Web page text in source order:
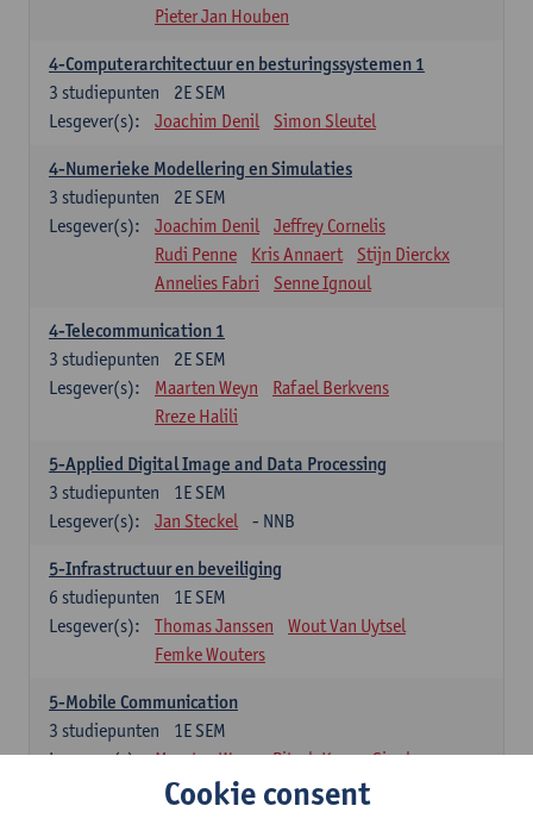
Pieter Jan Houben
4-Computerarchitectuur en besturingssystemen 1
2E SEM
3 studiepunten
Lesgever(s):
Joachim Denil Simon Sleutel
4-Numerieke Modellering en Simulaties
2E SEM
3 studiepunten
Lesgever(s):
Joachim Denil
Jeffrey Cornelis
Rudi Penne
Kris Annaert
Stijn Dierckx
Annelies Fabri
Senne Ignoul
4-Telecommunication 1
2E SEM
3 studiepunten
Lesgever(s):
Maarten Weyn
Rafael Berkvens
Rreze Halili
5-Applied Digital Image and Data Processing
1E SEM
3 studiepunten
Lesgever(s):
Jan Steckel - NNB
5-Infrastructuur en beveiliging
1E SEM
6 studiepunten
Lesgever(s):
Thomas Janssen
Wout Van Uytsel
Femke Wouters
5-Mobile Communication
1E SEM
3 studiepunten
Lesgever(s):
Maarten Weyn Ritesh Kumar Singh
5-Telecommunication 2Cookie consent